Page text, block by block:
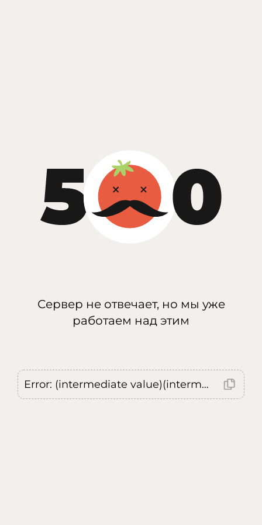
Сервер не отвечает, но мы уже
работаем над этим
Error: (intermediate value)(intermediate value)(intermediate value).replaceAll is not a function